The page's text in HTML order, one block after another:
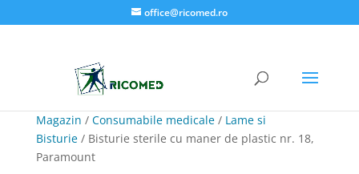
office@ricomed.ro
Magazin / Consumabile medicale/ Lame si
Bisturie/ Bisturie sterile cu maner de plastic nr. 18,
Paramount